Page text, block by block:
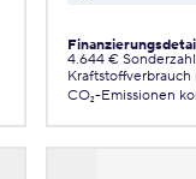
4.644 €
CO₂-Emissionen